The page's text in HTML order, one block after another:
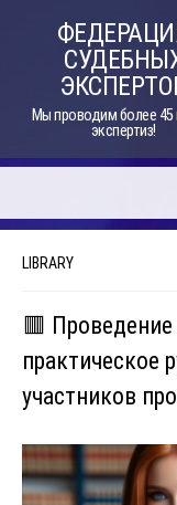
Мы проводим более 45
экспертиз!
LIBRARY
🟥
практическое
участников